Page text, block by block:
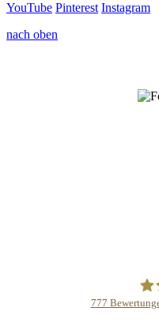
YouTube Pinterest Instagram
nach oben
777